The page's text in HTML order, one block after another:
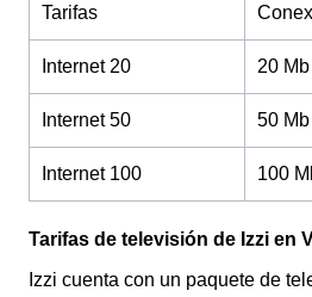
Tarifas
Internet 20 20 Mb
Internet 50 50 Mb
Internet 100 100
Tarifas de televisión de Izzi en
Izzi cuenta con un paquete de